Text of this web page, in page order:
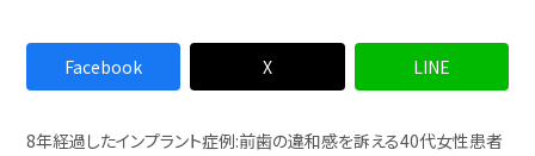
Facebook X LINE
8年経過したインプラント症例:前歯の違和感を訴える40代女性患者